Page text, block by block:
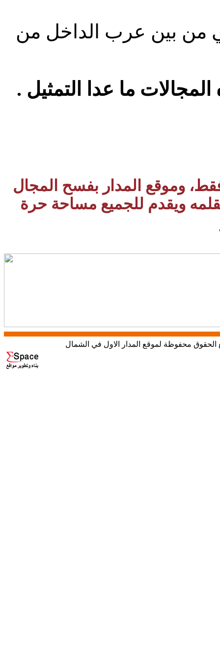
من بين عرب الداخل من
ما عدا التمثيل .
وموقع المدار بفسح المجال
ويقدم للجميع مساحة حرة